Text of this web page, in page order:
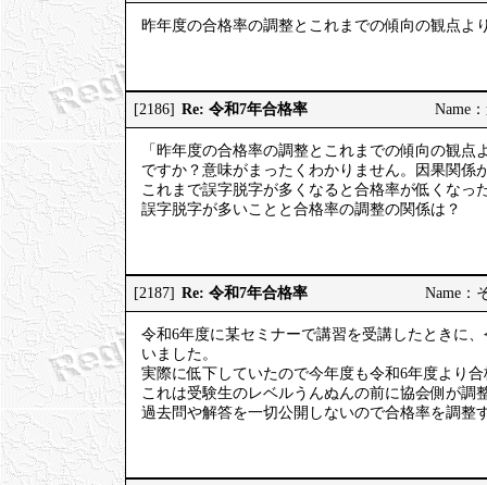
昨年度の合格率の調整とこれまでの傾向の観点よ
[2186] Re: 令和7年合格率 Name
「昨年度の合格率の調整とこれまでの傾向の観
ですか？意味がまったくわかりません。因果関係
これまで誤字脱字が多くなると合格率が低くなっ
誤字脱字が多いことと合格率の調整の関係は？
[2187] Re: 令和7年合格率 Name：
令和6年度に某セミナーで講習を受講したときに
いました。
実際に低下していたので今年度も令和6年度より
これは受験生のレベルうんぬんの前に協会側が調
過去問や解答を一切公開しないので合格率を調整